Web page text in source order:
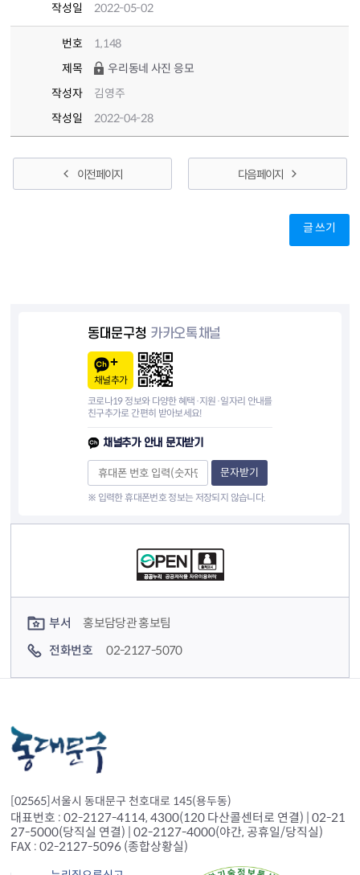
작성일
2022-05-02
번호
1,148
제목
우리동네 사진 응모
작성자
김영주
작성일
2022-04-28
이전 페이지 다음 페이지
글 쓰기
동대문구청 카카오톡채널
채널추가
코로나19 정보와 다양한 혜택·지원·일자리 안내를
친구추가로 간편히 받아보세요!
채널추가 안내 문자받기
문자받기
※ 입력한 휴대폰번호 정보는 저장되지 않습니다.
부서
홍보담당관 홍보팀
전화번호
02-2127-5070
[02565]서울시 동대문구 천호대로 145(용두동)
대표번호 : 02-2127-4114, 4300(120 다산콜센터로 연결) | 02-21
27-5000(당직실 연결) | 02-2127-4000(야간, 공휴일/당직실)
FAX : 02-2127-5096 (종합상황실)